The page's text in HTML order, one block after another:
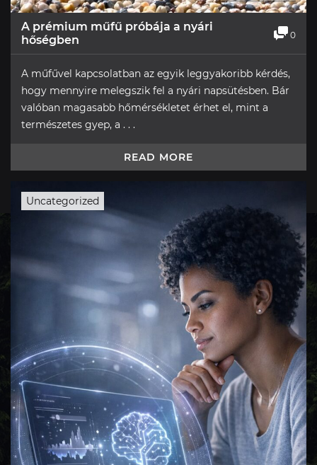
A prémium műfű próbája a nyári
hőségben
0
A műfűvel kapcsolatban az egyik leggyakoribb kérdés,
hogy mennyire melegszik fel a nyári napsütésben. Bár
valóban magasabb hőmérsékletet érhet el, mint a
természetes gyep, a . . .
READ MORE
Uncategorized